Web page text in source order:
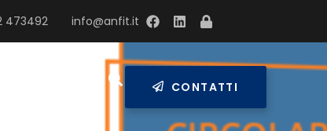
info@anfit.it
473492
CONTATTI